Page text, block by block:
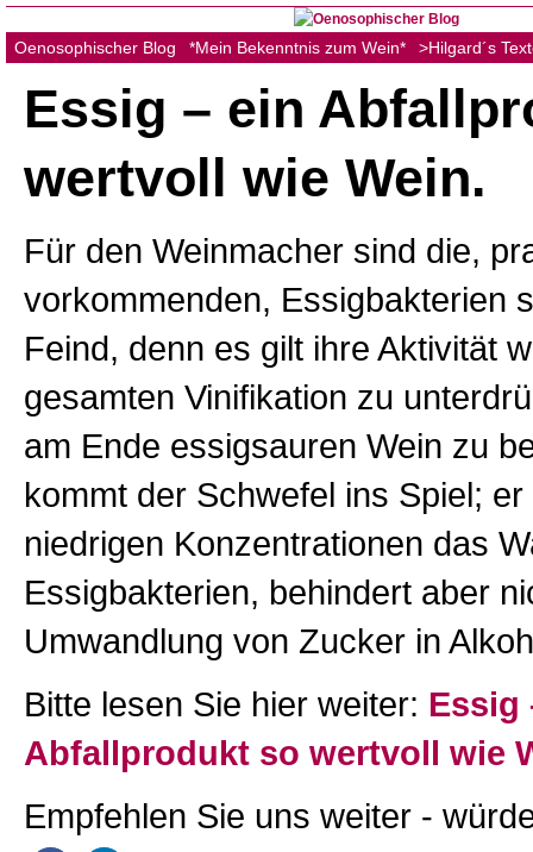
Oenosophischer Blog *Mein Bekenntnis zum Wein* >Hilgard´s
Essig – ein
wertvoll wie Wein.
Für den Weinmacher sind die,
vorkommenden, Essigbakterien
Feind, denn es gilt ihre Aktivität
gesamten Vinifikation zu
am Ende essigsauren Wein zu
kommt der Schwefel ins Spiel;
niedrigen Konzentrationen das
Essigbakterien, behindert aber
Umwandlung von Zucker in
Bitte lesen Sie hier weiter: Essig
Abfallprodukt so wertvoll wie
Empfehlen Sie uns weiter -